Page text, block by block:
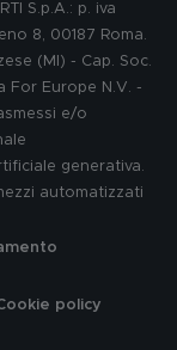
S.p.A.: p. iva
8, 00187 Roma.
(MI) - Cap. Soc.
For Europe N.V. -
e/o
generativa.
automatizzati
policy